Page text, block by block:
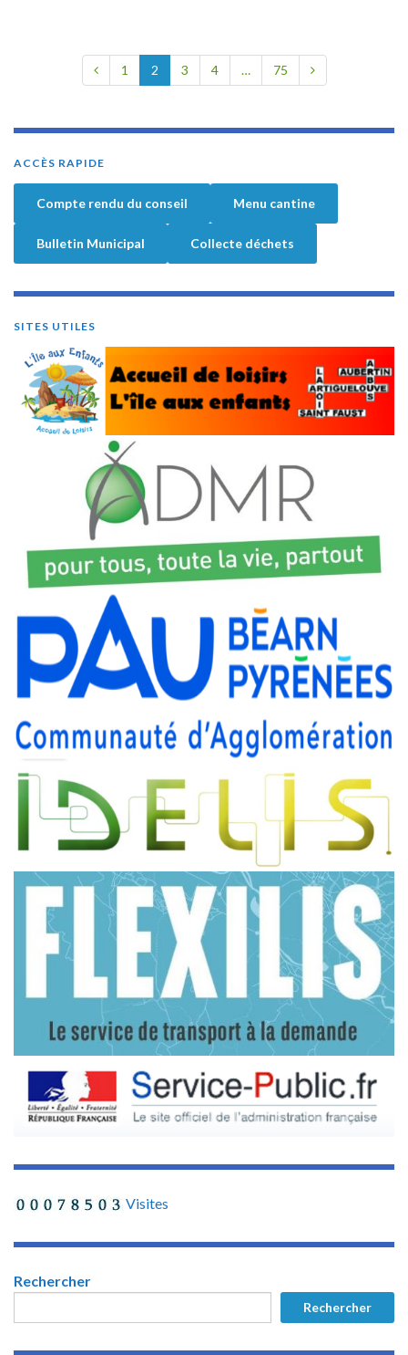
1 2 3 4 … 75
ACCÈS RAPIDE
Compte rendu du conseil Menu cantine
Bulletin Municipal Collecte déchets
SITES UTILES
Visites
Rechercher
Rechercher